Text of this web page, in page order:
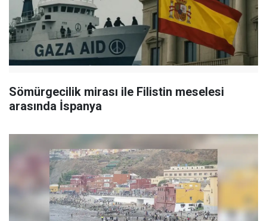
Sömürgecilik mirası ile Filistin meselesi
arasında İspanya